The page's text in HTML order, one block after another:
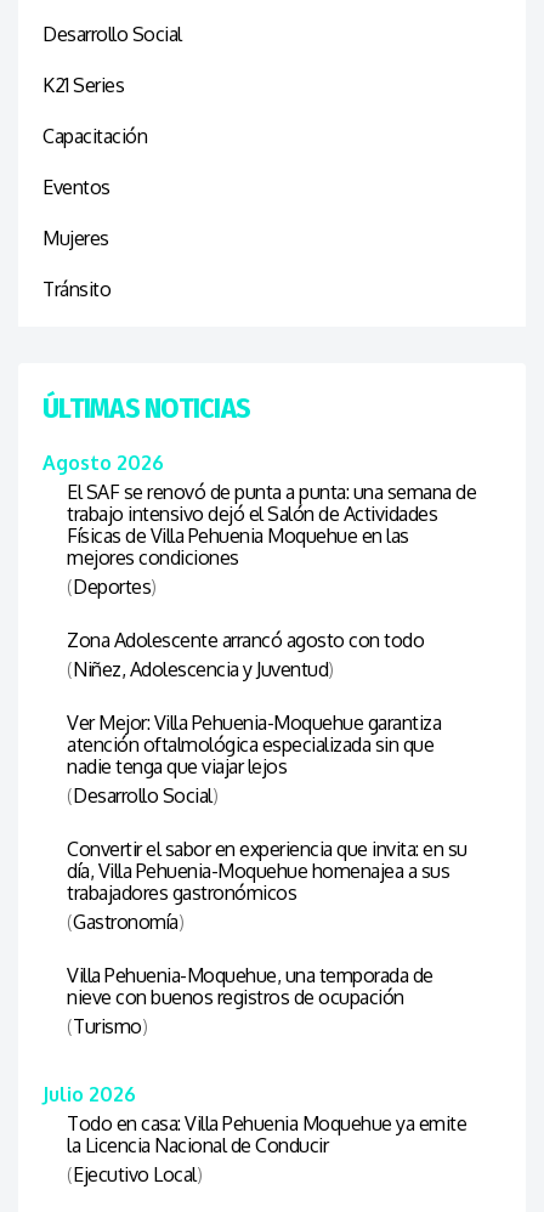
Desarrollo Social
K21 Series
Capacitación
Eventos
Mujeres
Tránsito
ÚLTIMAS NOTICIAS
Agosto 2026
El SAF se renovó de punta a punta: una semana de
trabajo intensivo dejó el Salón de Actividades
Físicas de Villa Pehuenia Moquehue en las
mejores condiciones
(Deportes)
Zona Adolescente arrancó agosto con todo
(Niñez, Adolescencia y Juventud)
Ver Mejor: Villa Pehuenia-Moquehue garantiza
atención oftalmológica especializada sin que
nadie tenga que viajar lejos
(Desarrollo Social)
Convertir el sabor en experiencia que invita: en su
día, Villa Pehuenia-Moquehue homenajea a sus
trabajadores gastronómicos
(Gastronomía)
Villa Pehuenia-Moquehue, una temporada de
nieve con buenos registros de ocupación
(Turismo)
Julio 2026
Todo en casa: Villa Pehuenia Moquehue ya emite
la Licencia Nacional de Conducir
(Ejecutivo Local)